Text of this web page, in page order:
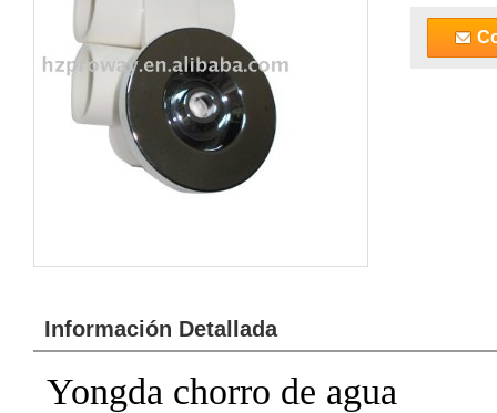
Información Detallada
Yongda chorro de agua